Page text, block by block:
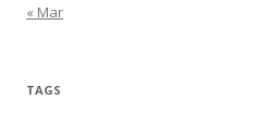
« Mar
TAGS